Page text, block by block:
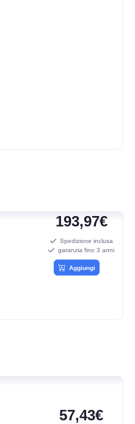
193,97€
Spedizione inclusa
garanzia fino 3 anni
Aggiungi
57,43€